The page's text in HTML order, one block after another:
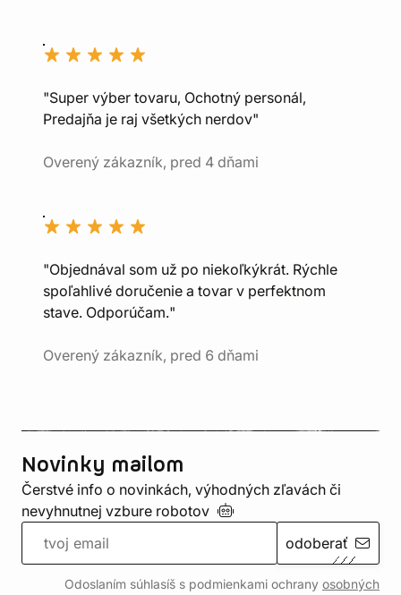
"Super výber tovaru, Ochotný personál,
Predajňa je raj všetkých nerdov"
Overený zákazník, pred 4 dňami
"Objednával som už po niekoľkýkrát. Rýchle
spoľahlivé doručenie a tovar v perfektnom
stave. Odporúčam."
Overený zákazník, pred 6 dňami
Novinky mailom
Čerstvé info o novinkách, výhodných zľavách či
nevyhnutnej vzbure robotov
odoberať
Odoslaním súhlasíš s podmienkami ochrany osobných